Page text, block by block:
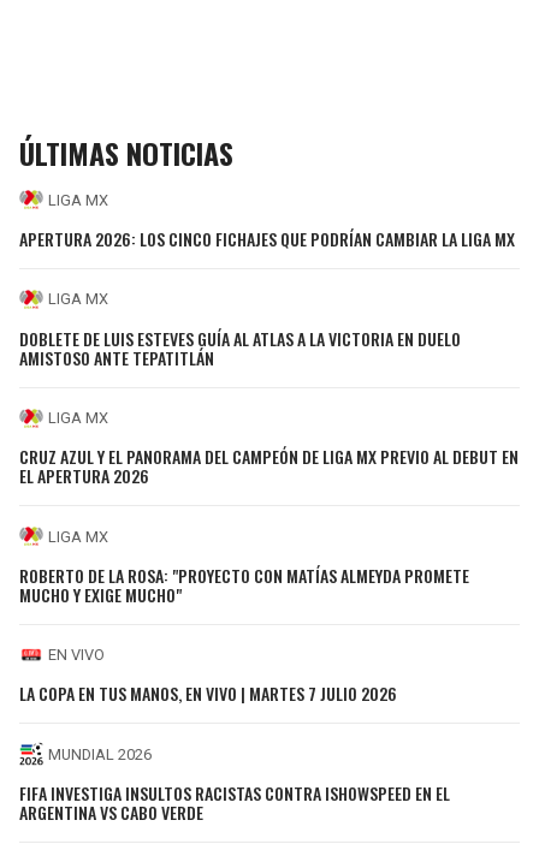
ÚLTIMAS NOTICIAS
LIGA MX
APERTURA 2026: LOS CINCO FICHAJES QUE PODRÍAN CAMBIAR LA LIGA MX
LIGA MX
DOBLETE DE LUIS ESTEVES GUÍA AL ATLAS A LA VICTORIA EN DUELO
AMISTOSO ANTE TEPATITLÁN
LIGA MX
CRUZ AZUL Y EL PANORAMA DEL CAMPEÓN DE LIGA MX PREVIO AL DEBUT EN
EL APERTURA 2026
LIGA MX
ROBERTO DE LA ROSA: "PROYECTO CON MATÍAS ALMEYDA PROMETE
MUCHO Y EXIGE MUCHO"
EN VIVO
LA COPA EN TUS MANOS, EN VIVO | MARTES 7 JULIO 2026
MUNDIAL 2026
FIFA INVESTIGA INSULTOS RACISTAS CONTRA ISHOWSPEED EN EL
ARGENTINA VS CABO VERDE